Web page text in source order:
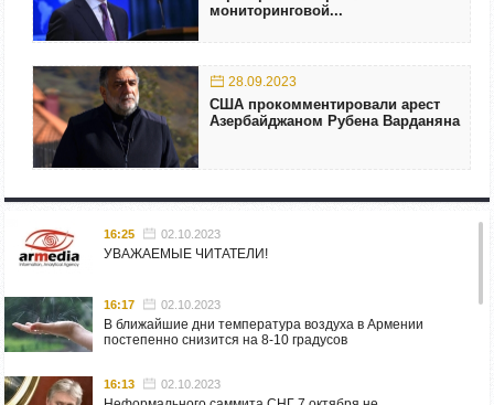
мониторинговой...
28.09.2023
США прокомментировали арест
Азербайджаном Рубена Варданяна
16:25 02.10.2023
УВАЖАЕМЫЕ ЧИТАТЕЛИ!
16:17 02.10.2023
В ближайшие дни температура воздуха в Армении
постепенно снизится на 8-10 градусов
16:13 02.10.2023